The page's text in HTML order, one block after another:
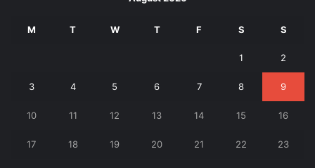
M T W T F S S
1 2
3 4 5 6 7 8 9
10 11 12 13 14 15 16
17 18 19 20 21 22 23